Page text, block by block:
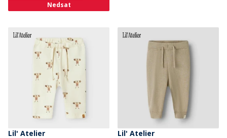
Nedsat
Lil' Atelier
Lil' Atelier